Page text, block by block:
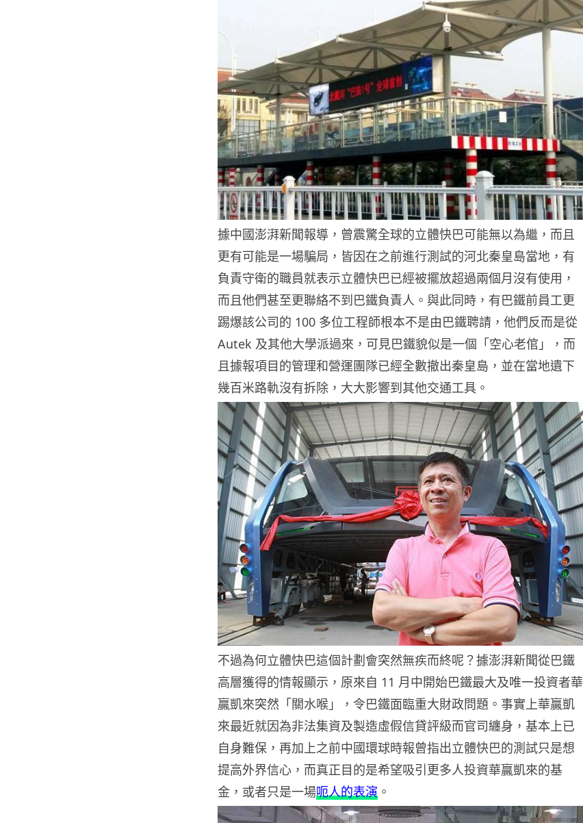
據中國澎湃新聞報導，曾震驚全球的立體快巴可能無以為繼，而且
更有可能是一場騙局，皆因在之前進行測試的河北秦皇島當地，有
負責守衛的職員就表示立體快巴已經被擺放超過兩個月沒有使用，
而且他們甚至更聯絡不到巴鐵負責人。與此同時，有巴鐵前員工更
踢爆該公司的 100 多位工程師根本不是由巴鐵聘請，他們反而是從
Autek 及其他大學派過來，可見巴鐵貌似是一個「空心老倌」，而
且據報項目的管理和營運團隊已經全數撤出秦皇島，並在當地遺下
幾百米路軌沒有拆除，大大影響到其他交通工具。
不過為何立體快巴這個計劃會突然無疾而終呢？據澎湃新聞從巴鐵
高層獲得的情報顯示，原來自 11 月中開始巴鐵最大及唯一投資者華
贏凱來突然「關水喉」，令巴鐵面臨重大財政問題。事實上華贏凱
來最近就因為非法集資及製造虛假信貸評級而官司纏身，基本上已
自身難保，再加上之前中國環球時報曾指出立體快巴的測試只是想
提高外界信心，而真正目的是希望吸引更多人投資華贏凱來的基
金，或者只是一場呃人的表演 。